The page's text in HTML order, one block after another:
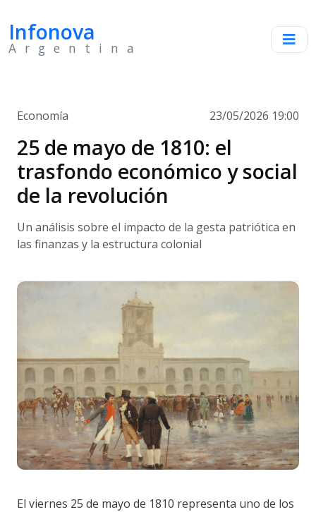
Infonova
Argentina
Economía 23/05/2026 19:00
25 de mayo de 1810: el
trasfondo económico y social
de la revolución
Un análisis sobre el impacto de la gesta patriótica en
las finanzas y la estructura colonial
El viernes 25 de mayo de 1810 representa uno de los